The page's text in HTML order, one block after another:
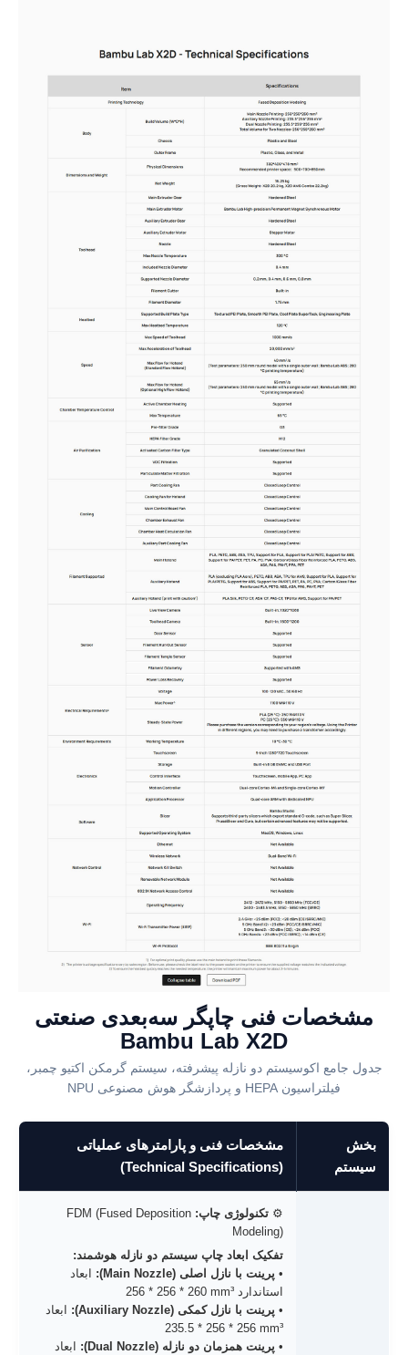
مشخصات فنی چاپگر سه‌بعدی صنعتی
Bambu Lab X2D
جدول جامع اکوسیستم دو نازله پیشرفته، سیستم گرمکن اکتیو چمبر،
فیلتراسیون HEPA و پردازشگر هوش مصنوعی NPU
بخش
سیستم
مشخصات فنی و پارامترهای عملیاتی
(Technical Specifications)
⚙️ تکنولوژی چاپ: FDM (Fused Deposition
Modeling)
تفکیک ابعاد چاپ سیستم دو نازله هوشمند:
• پرینت با نازل اصلی (Main Nozzle):
ابعاد
استاندارد 256 * 256 * 260 mm³
• پرینت با نازل کمکی (Auxiliary Nozzle):
ابعاد
235.5 * 256 * 256 mm³
• پرینت همزمان دو نازله (Dual Nozzle):
ابعاد